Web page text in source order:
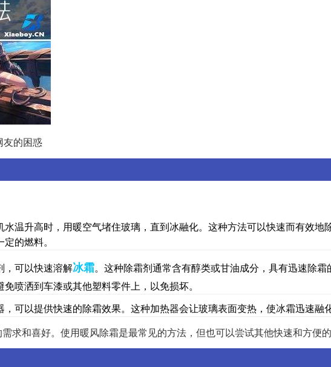
友的困惑
温升高时，用暖空气堵住玻璃，直到冰融化。这种方法可以快速而有效地
的燃料。
，可以快速溶解冰霜。这种除霜剂通常含有醇类或甘油成分，具有迅速除霜
喷洒到车漆或其他塑料零件上，以免损坏。
可以提供快速的除霜效果。这种加热器会让玻璃表面变热，使冰霜迅速融化
求和喜好。使用暖风除霜是最常见的方法，但也可以尝试其他快速和方便的